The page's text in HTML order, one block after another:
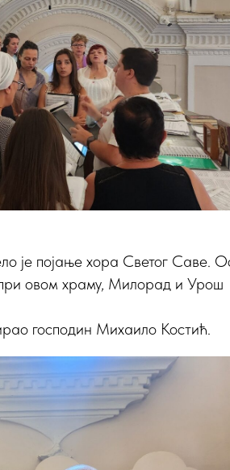
је појање хора Светог Саве.
овом храму, Милорад и Урош
господин Михаило Костић.